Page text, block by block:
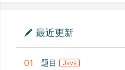
最近更新
01 题目 Java